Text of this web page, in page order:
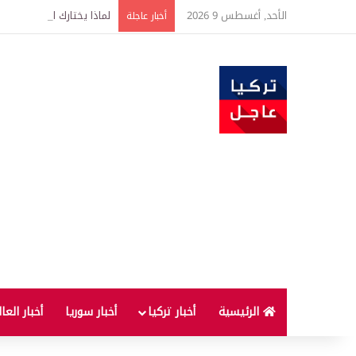
الأحد, أغسطس 9 2026 أخبار عاجلة لماذا يختارك البعوض
الرئيسية أخبار تركيا أخبار سوريا أخبار